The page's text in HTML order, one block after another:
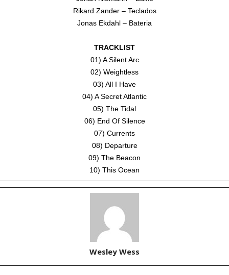
Rikard Zander – Teclados
Jonas Ekdahl – Bateria
TRACKLIST
01) A Silent Arc
02) Weightless
03) All I Have
04) A Secret Atlantic
05) The Tidal
06) End Of Silence
07) Currents
08) Departure
09) The Beacon
10) This Ocean
Wesley Wess